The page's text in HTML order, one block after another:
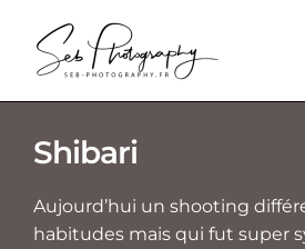
Shibari
Aujourd’hui un shooting
habitudes mais qui fut super